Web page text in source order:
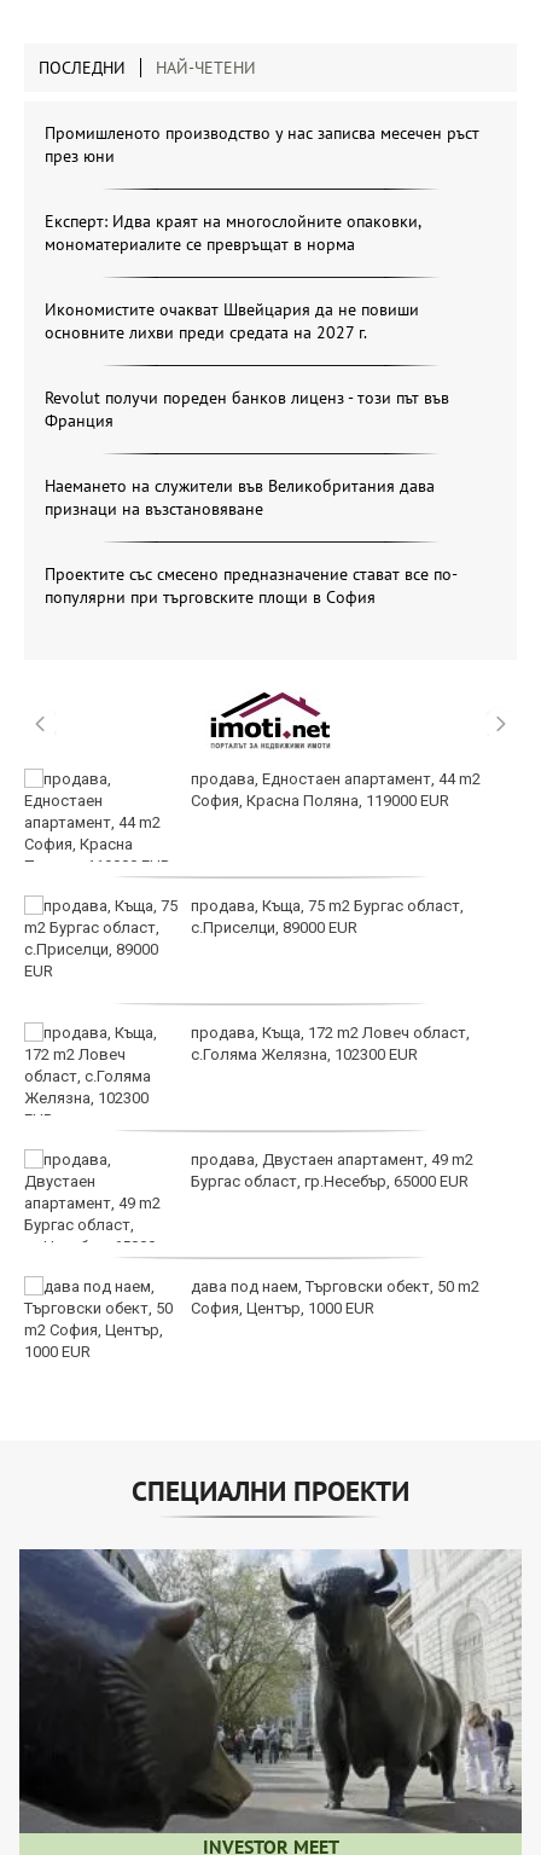
ПОСЛЕДНИ НАЙ-ЧЕТЕНИ
Промишленото производство у нас записва месечен ръст
през юни
Експерт: Идва краят на многослойните опаковки,
мономатериалите се превръщат в норма
Икономистите очакват Швейцария да не повиши
основните лихви преди средата на 2027 г.
Revolut получи пореден банков лиценз - този път във
Франция
Наемането на служители във Великобритания дава
признаци на възстановяване
Проектите със смесено предназначение стават все по-
популярни при търговските площи в София
продава, Едностаен апартамент, 44 m2
София, Красна Поляна, 119000 EUR
продава, Къща, 75 m2 Бургас област,
с.Приселци, 89000 EUR
продава, Къща, 172 m2 Ловеч област,
с.Голяма Желязна, 102300 EUR
продава, Двустаен апартамент, 49 m2
Бургас област, гр.Несебър, 65000 EUR
дава под наем, Търговски обект, 50 m2
София, Център, 1000 EUR
СПЕЦИАЛНИ ПРОЕКТИ
INVESTOR MEET